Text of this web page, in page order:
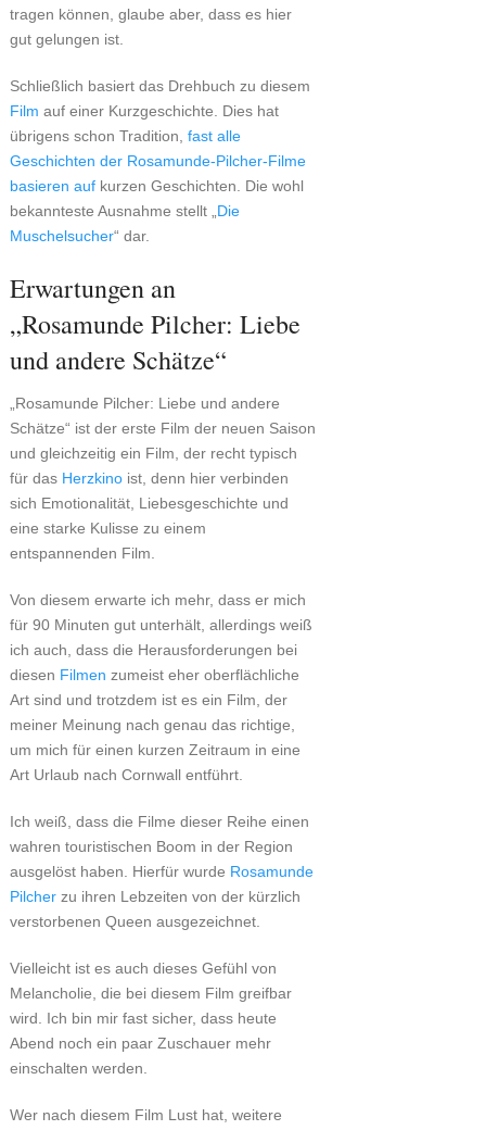
tragen können, glaube aber, dass es hier
gut gelungen ist.
Schließlich basiert das Drehbuch zu diesem
Film auf einer Kurzgeschichte. Dies hat
übrigens schon Tradition, fast alle
Geschichten der Rosamunde-Pilcher-Filme
basieren aufkurzen Geschichten. Die wohl
bekannteste Ausnahme stellt „ Die
Muschelsucher“ dar.
Erwartungen an
„Rosamunde Pilcher: Liebe
und andere Schätze“
„Rosamunde Pilcher: Liebe und andere
Schätze“ ist der erste Film der neuen Saison
und gleichzeitig ein Film, der recht typisch
für das Herzkinoist, denn hier verbinden
sich Emotionalität, Liebesgeschichte und
eine starke Kulisse zu einem
entspannenden Film.
Von diesem erwarte ich mehr, dass er mich
für 90 Minuten gut unterhält, allerdings weiß
ich auch, dass die Herausforderungen bei
diesen Filmen zumeist eher oberflächliche
Art sind und trotzdem ist es ein Film, der
meiner Meinung nach genau das richtige,
um mich für einen kurzen Zeitraum in eine
Art Urlaub nach Cornwall entführt.
Ich weiß, dass die Filme dieser Reihe einen
wahren touristischen Boom in der Region
ausgelöst haben. Hierfür wurde Rosamunde
Pilcherzu ihren Lebzeiten von der kürzlich
verstorbenen Queen ausgezeichnet.
Vielleicht ist es auch dieses Gefühl von
Melancholie, die bei diesem Film greifbar
wird. Ich bin mir fast sicher, dass heute
Abend noch ein paar Zuschauer mehr
einschalten werden.
Wer nach diesem Film Lust hat, weitere